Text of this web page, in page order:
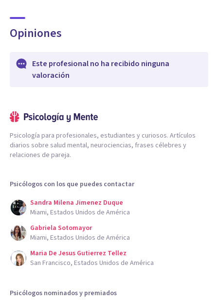
Opiniones
Este profesional no ha recibido ninguna
valoración
Psicología para profesionales, estudiantes y curiosos. Artículos
diarios sobre salud mental, neurociencias, frases célebres y
relaciones de pareja.
Psicólogos con los que puedes contactar
Sandra Milena Jimenez Duque
Miami, Estados Unidos de América
Gabriela Sotomayor
Miami, Estados Unidos de América
Maria De Jesus Gutierrez Tellez
San Francisco, Estados Unidos de América
Psicólogos nominados y premiados